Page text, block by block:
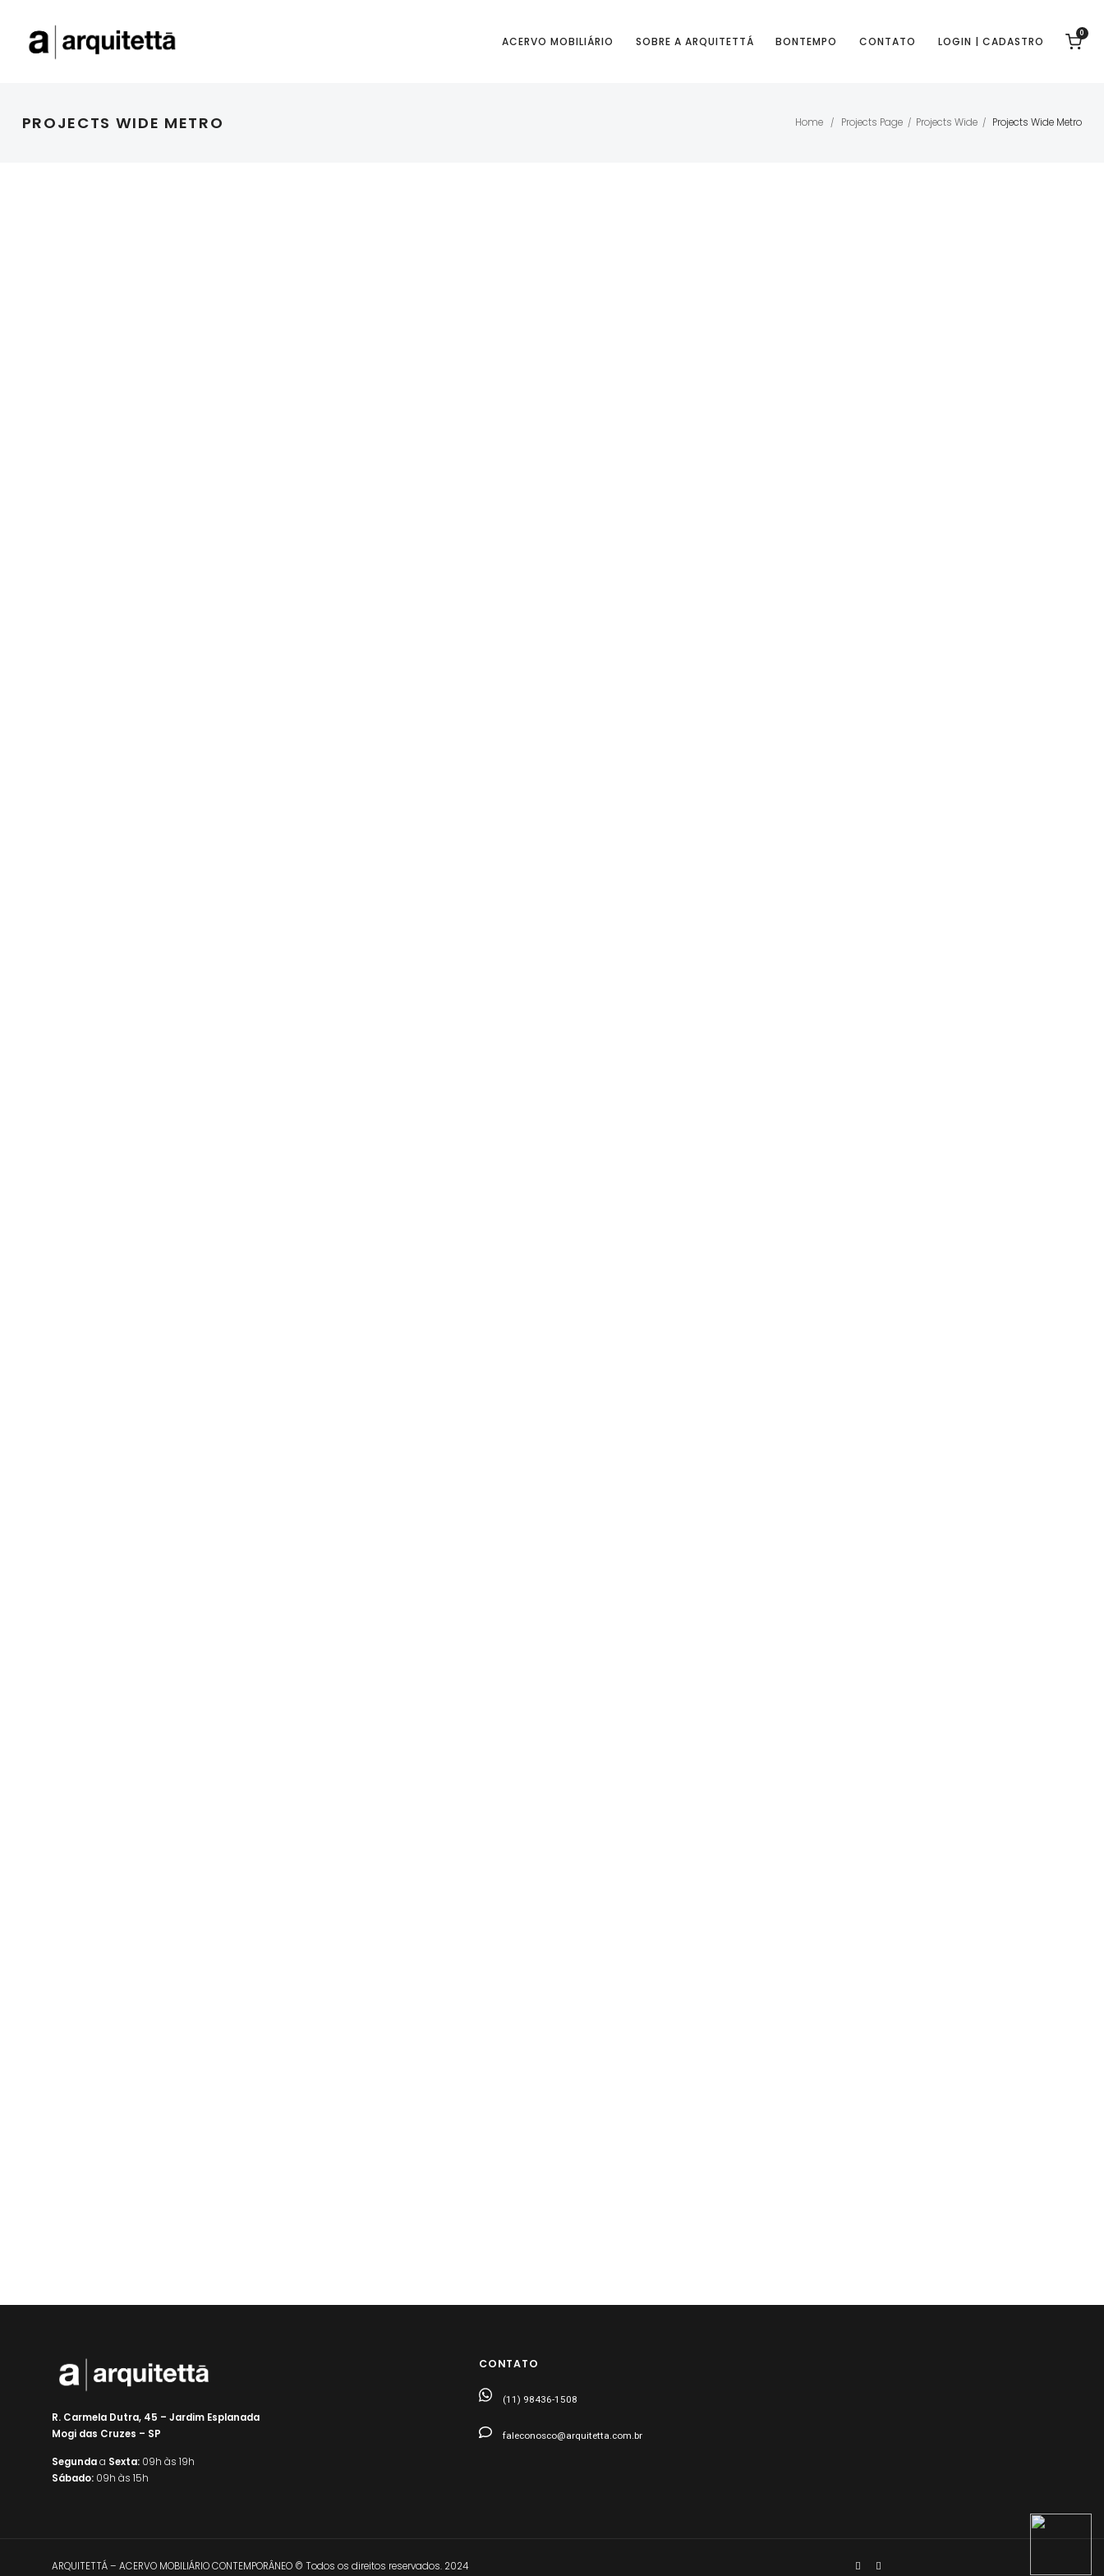
ACERVO MOBILIÁRIO SOBRE A ARQUITETTÁ BONTEMPO CONTATO LOGIN | CADASTRO
0
PROJECTS WIDE METRO Home / Projects Page / Projects Wide / Projects Wide Metro
R. Carmela Dutra, 45 – Jardim Esplanada
Mogi das Cruzes – SP
Segundaa Sexta:09h às 19h
Sábado:09h às 15h
CONTATO
(11) 98436-1508
faleconosco@arquitetta.com.br
ARQUITETTÁ – ACERVO MOBILIÁRIO CONTEMPORÂNEO © Todos os direitos reservados. 2024